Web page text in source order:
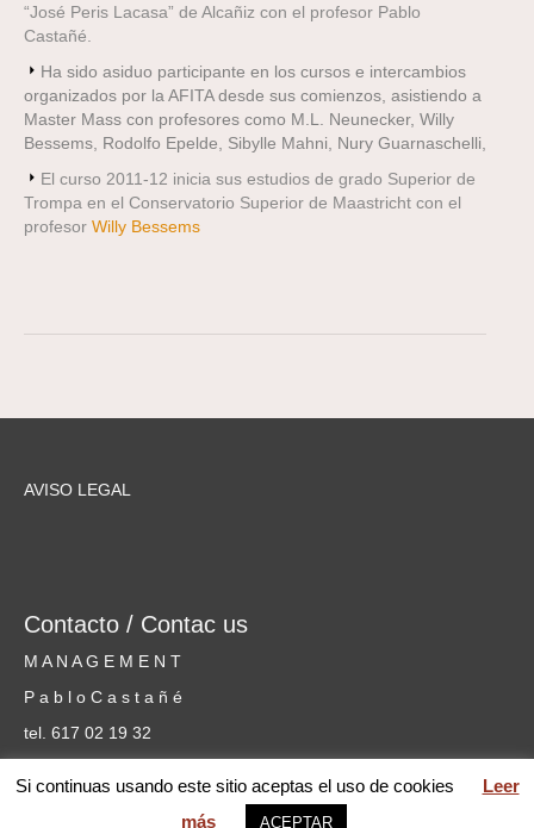
“José Peris Lacasa” de Alcañiz con el profesor Pablo
Castañé.
Ha sido asiduo participante en los cursos e intercambios
organizados por la AFITA desde sus comienzos, asistiendo a
Master Mass con profesores como M.L. Neunecker, Willy
Bessems, Rodolfo Epelde, Sibylle Mahni, Nury Guarnaschelli,
El curso 2011-12 inicia sus estudios de grado Superior de
Trompa en el Conservatorio Superior de Maastricht con el
profesor Willy Bessems
AVISO LEGAL
Contacto / Contac us
M A N A G E M E N T
P a b l o C a s t a ñ é
tel. 617 02 19 32
web MARIA PILAR GARCÍA © 2026 Mentoring Music Matters
Si continuas usando este sitio aceptas el uso de cookies
Leer
más
ACEPTAR